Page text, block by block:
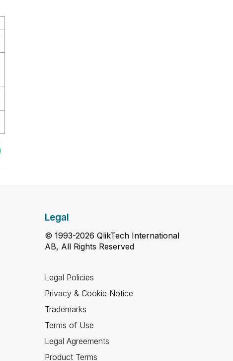
Legal
© 1993-2026 QlikTech International
AB, All Rights Reserved
Legal Policies
Privacy & Cookie Notice
Trademarks
Terms of Use
Legal Agreements
Product Terms